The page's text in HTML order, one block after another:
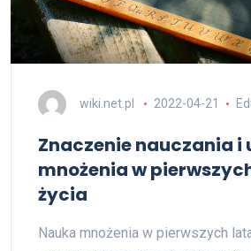
wiki.net.pl 2022-04-21
Znaczenie nauczania i
mnożenia w
życia
Nauka mnożenia w pierwszych